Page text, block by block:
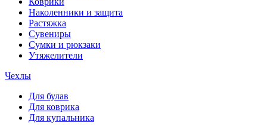
Наколенники и защита
Растяжка
Сувениры
Сумки и рюкзаки
Утяжелители
Чехлы
Для булав
Для коврика
Для купальника